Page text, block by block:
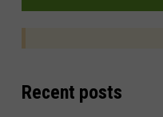
Recent posts